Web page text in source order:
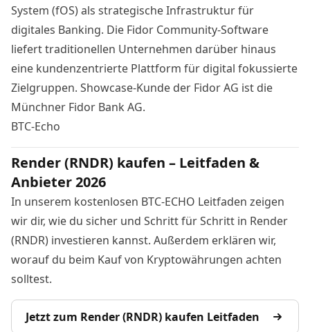
System (fOS) als strategische Infrastruktur für
digitales Banking. Die Fidor Community-Software
liefert traditionellen Unternehmen darüber hinaus
eine kundenzentrierte Plattform für digital fokussierte
Zielgruppen. Showcase-Kunde der Fidor AG ist die
Münchner Fidor Bank AG.
BTC-Echo
Render (RNDR) kaufen – Leitfaden &
Anbieter 2026
In unserem kostenlosen BTC-ECHO Leitfaden zeigen
wir dir, wie du sicher und Schritt für Schritt in Render
(RNDR) investieren kannst. Außerdem erklären wir,
worauf du beim Kauf von Kryptowährungen achten
solltest.
Jetzt zum Render (RNDR) kaufen Leitfaden